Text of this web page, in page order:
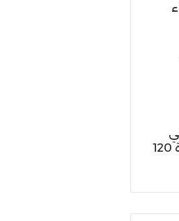
الإمارات 2025.. إقامة حرة 120